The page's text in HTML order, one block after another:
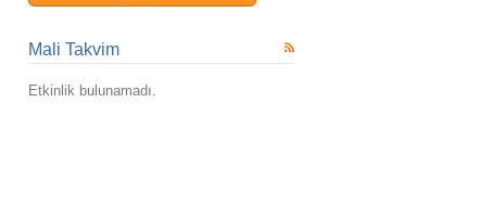
Mali Takvim
Etkinlik bulunamadı.